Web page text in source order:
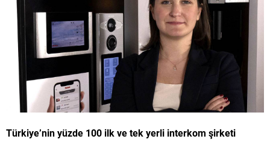
Türkiye’nin yüzde 100 ilk ve tek yerli interkom şirketi